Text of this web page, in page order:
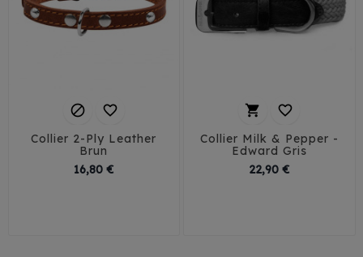
 
Collier 2-Ply Leather
Brun
16,80 €Prix
 
Collier Milk & Pepper -
Edward Gris
2 cm / 30 cm
22,90 €Prix